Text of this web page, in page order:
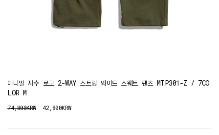
미니멀 자수 로고 2-WAY 스트링 와이드 스웨트 팬츠 MTP301-Z / 7CO
LOR M
74,800KRW 42,800KRW